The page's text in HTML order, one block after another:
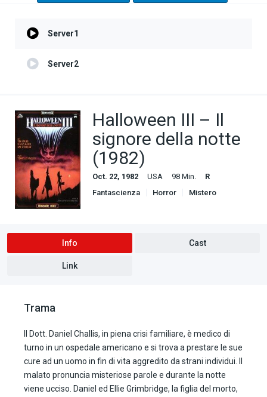
Server1
Server2
Halloween III – Il
signore della notte
(1982)
Oct. 22, 1982 USA 98 Min.
R
Fantascienza
Horror Mistero
Info Cast
Link
Trama
Il Dott. Daniel Challis, in piena crisi familiare, è medico di
turno in un ospedale americano e si trova a prestare le sue
cure ad un uomo in fin di vita aggredito da strani individui. Il
malato pronuncia misteriose parole e durante la notte
viene ucciso. Daniel ed Ellie Grimbridge, la figlia del morto,